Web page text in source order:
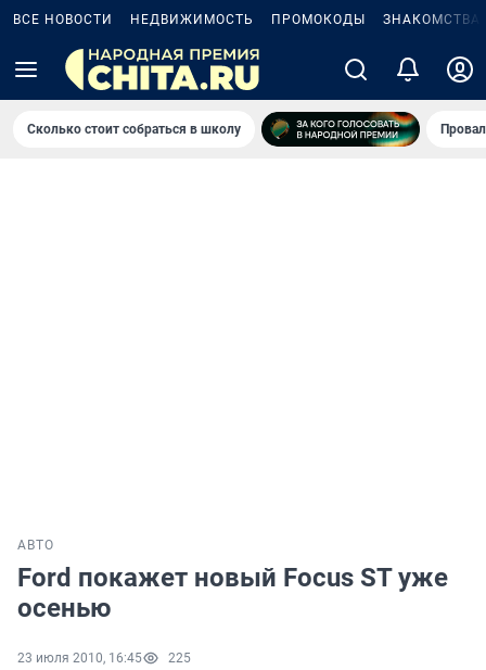
ВСЕ НОВОСТИ НЕДВИЖИМОСТЬ ПРОМОКОДЫ ЗНАКОМСТВА
Сколько стоит собраться в школу
АВТО
Ford покажет новый Focus ST уже
осенью
23 июля 2010, 16:45 225